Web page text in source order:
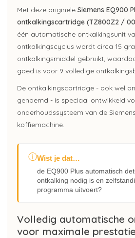
Met deze originele Siemens EQ900
ontkalkingscartridge (TZ800Z2 /
één automatische ontkalkingsunit
ontkalkingscyclus wordt circa 15
ontkalkingsmiddel gebruikt,
goed is voor 9 volledige
De ontkalkingscartridge - ook wel
genoemd - is speciaal ontwikkeld
onderhoudssysteem van de
koffiemachine.
ⓘWist je dat…
de EQ900 Plus automatisch
ontkalking nodig is en
programma uitvoert?
Volledig automatische
voor maximale